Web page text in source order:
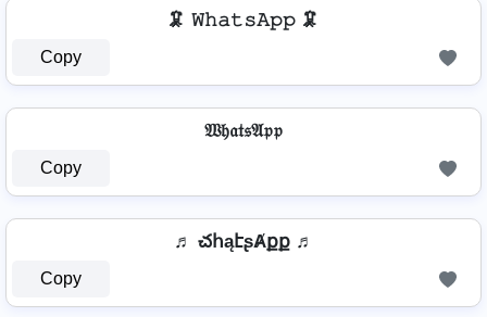
🦑 𝚆𝚑𝚊𝚝𝚜𝙰𝚙𝚙 🦑
Copy
𝔚𝔥𝔞𝔱𝔰𝔄𝔭𝔭
Copy
♬ చհąէʂȺքք ♬
Copy